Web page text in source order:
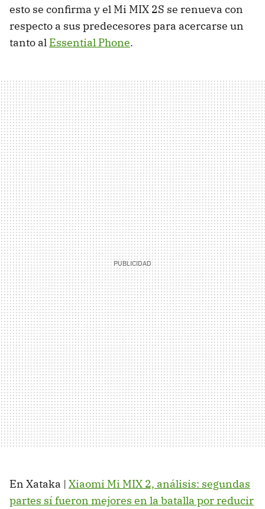
esto se confirma y el Mi MIX 2S se renueva con
respecto a sus predecesores para acercarse un
tanto al Essential Phone.
En Xataka | Xiaomi Mi MIX 2, análisis: segundas
partes sí fueron mejores en la batalla por reducir